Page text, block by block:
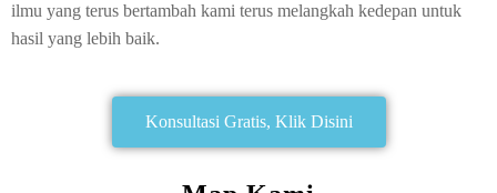
ilmu yang terus bertambah kami terus melangkah kedepan untuk
hasil yang lebih baik.
Konsultasi Gratis, Klik Disini